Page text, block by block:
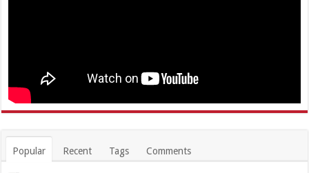
Popular Recent Tags Comments